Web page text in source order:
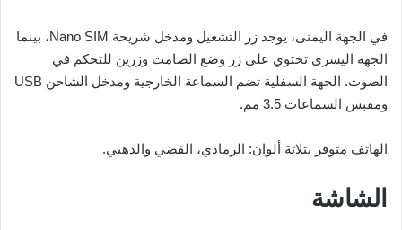
في الجهة اليمنى، يوجد زر التشغيل ومدخل شريحة Nano SIM، بينما
الجهة اليسرى تحتوي على زر وضع الصامت وزرين للتحكم في
الصوت. الجهة السفلية تضم السماعة الخارجية ومدخل الشاحن USB
ومقبس السماعات 3.5 مم.
الهاتف متوفر بثلاثة ألوان: الرمادي، الفضي والذهبي.
الشاشة